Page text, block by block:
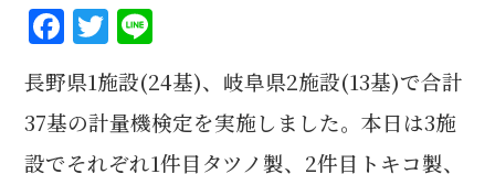
F
a
c
e
T
w
it
te
n
e
長野県1施設(24基)、岐阜県2施設(13基)で合計
37基の計量機検定を実施しました。本日は3施
設でそれぞれ1件目タツノ製、2件目トキコ製、